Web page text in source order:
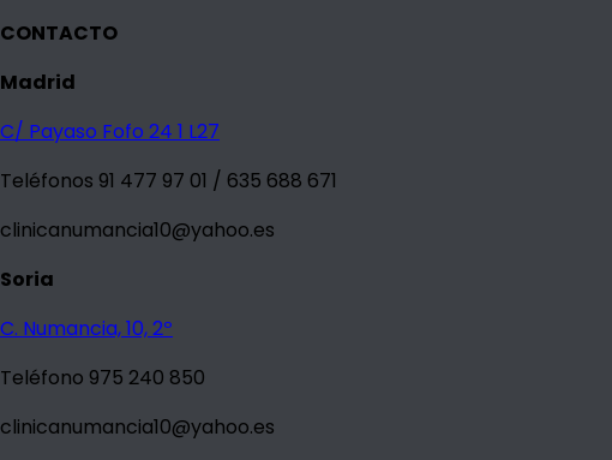
CONTACTO
Madrid
C/ Payaso Fofo 24 1 L27
Teléfonos 91 477 97 01 / 635 688 671
clinicanumancia10@yahoo.es
Soria
C. Numancia, 10, 2º
Teléfono 975 240 850
clinicanumancia10@yahoo.es